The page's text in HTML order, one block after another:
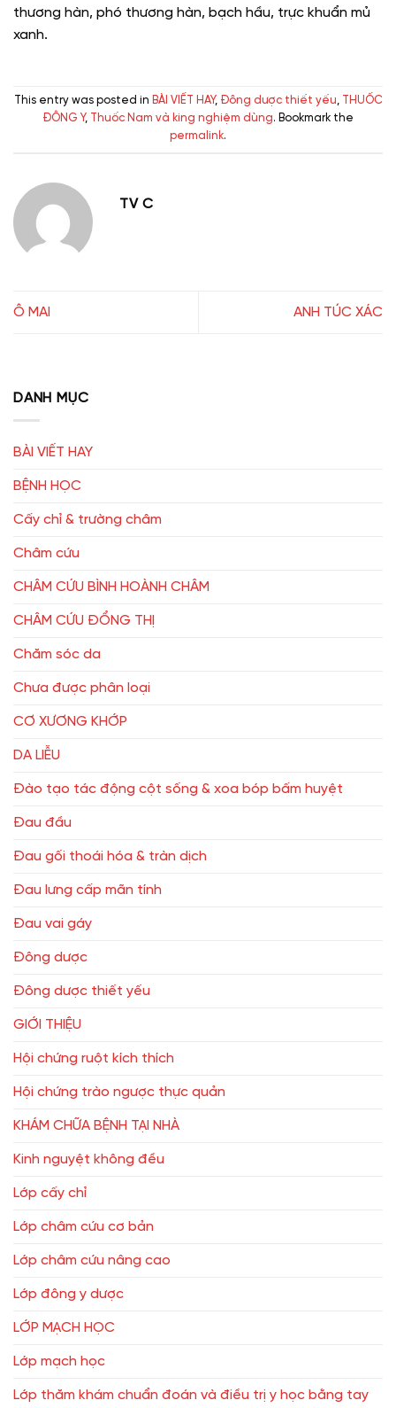
thương hàn, phó thương hàn, bạch hầu, trực khuẩn mủ
xanh.
This entry was posted in BÀI VIẾT HAY, Đông dược thiết yếu,
THUỐC
ĐÔNG Y, Thuốc Nam và king nghiệm dùng. Bookmark the
permalink.
TV C
Ô MAI ANH TÚC XÁC
DANH MỤC
BÀI VIẾT HAY
BỆNH HỌC
Cấy chỉ & trường châm
Châm cứu
CHÂM CỨU BÌNH HOÀNH CHÂM
CHÂM CỨU ĐỔNG THỊ
Chăm sóc da
Chưa được phân loại
CƠ XƯƠNG KHỚP
DA LIỄU
Đào tạo tác động cột sống & xoa bóp bấm huyệt
Đau đầu
Đau gối thoái hóa & tràn dịch
Đau lưng cấp mãn tính
Đau vai gáy
Đông dược
Đông dược thiết yếu
GIỚI THIỆU
Hội chứng ruột kích thích
Hội chứng trào ngược thực quản
KHÁM CHỮA BỆNH TẠI NHÀ
Kinh nguyệt không đều
Lớp cấy chỉ
Lớp châm cứu cơ bản
Lớp châm cứu nâng cao
Lớp đông y dược
LỚP MẠCH HỌC
Lớp mạch học
Lớp thăm khám chuẩn đoán và điều trị y học bằng tay